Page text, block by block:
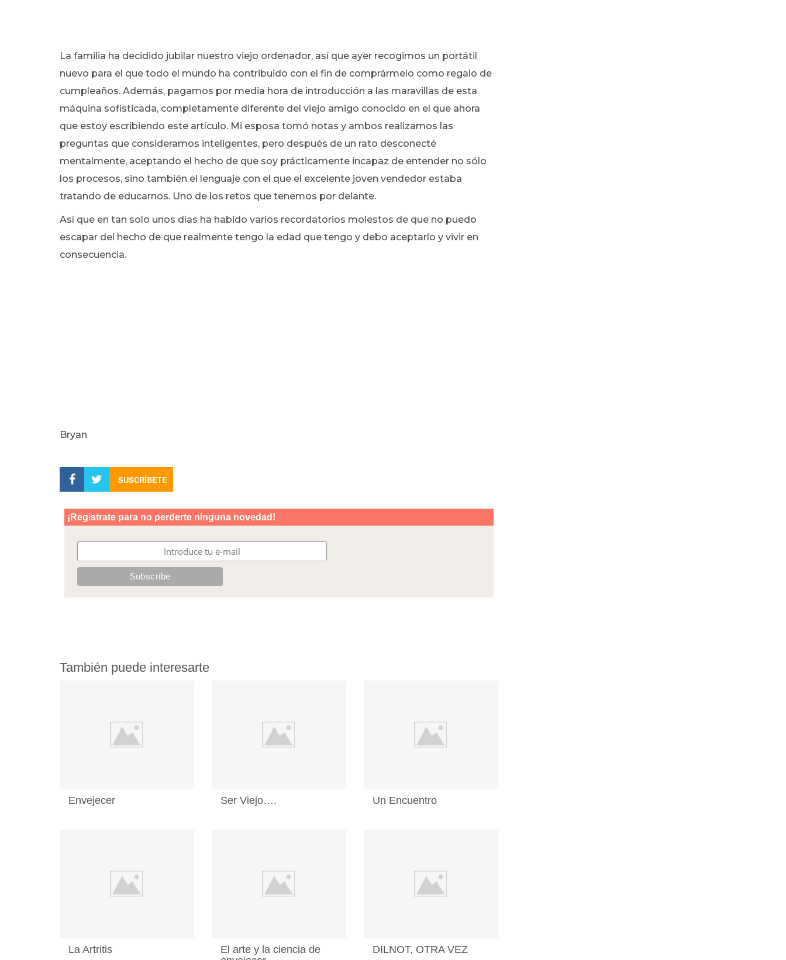
La familia ha decidido jubilar nuestro viejo ordenador, así que ayer recogimos un portátil
nuevo para el que todo el mundo ha contribuido con el fin de comprármelo como regalo de
cumpleaños. Además, pagamos por media hora de introducción a las maravillas de esta
máquina sofisticada, completamente diferente del viejo amigo conocido en el que ahora
que estoy escribiendo este artículo. Mi esposa tomó notas y ambos realizamos las
preguntas que consideramos inteligentes, pero después de un rato desconecté
mentalmente, aceptando el hecho de que soy prácticamente incapaz de entender no sólo
los procesos, sino también el lenguaje con el que el excelente joven vendedor estaba
tratando de educarnos. Uno de los retos que tenemos por delante.
Así que en tan solo unos días ha habido varios recordatorios molestos de que no puedo
escapar del hecho de que realmente tengo la edad que tengo y debo aceptarlo y vivir en
consecuencia.
Bryan
SUSCRÍBETE
También puede interesarte
Envejecer Ser Viejo…. Un Encuentro
La Artritis
El arte y la ciencia de
DILNOT, OTRA VEZ